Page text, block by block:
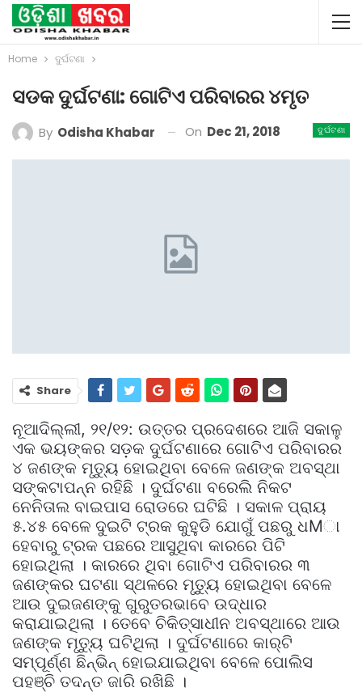
Home ଦୁର୍ଘଟଣା
ସଡକ ଦୁର୍ଘଟଣା: ଗୋଟିଏ ପରିବାରର ୪ମୃତ
ଦୁର୍ଘଟଣା
By Odisha Khabar On Dec 21, 2018
Share
ନୂଆଦିଲ୍ଲୀ, ୨୧/୧୨: ଉତ୍ତର ପ୍ରଦେଶରେ ଆଜି ସକାଳୁ
ଏକ ଭୟଙ୍କର ସଡ଼କ ଦୁର୍ଘଟଣାରେ ଗୋଟିଏ ପରିବାରର
୪ ଜଣଙ୍କ ମୃତୁ୍ୟ ହୋଇଥିବା ବେଳେ ଜଣଙ୍କ ଅବସ୍ଥା
ସଙ୍କଟାପନ୍ନ ରହିଛି । ଦୁର୍ଘଟଣା ବରେଲି ନିକଟ
ନେନିତାଲ ବାଇପାସ ରୋଡରେ ଘଟିଛି । ସକାଳ ପ୍ରାୟ
୫.୪୫ ବେଳେ ଦୁଇଟି ଟ୍ରକ କୁହୁଡି ଯୋଗୁଁ ପଛରୁ ଧMା
ହେବାରୁ ଟ୍ରକ ପଛରେ ଆସୁଥିବା କାରରେ ପିଟି
ହୋଇଥିଲା । କାରରେ ଥିବା ଗୋଟିଏ ପରିବାରର ୩
ଜଣଙ୍କର ଘଟଣା ସ୍ଥଳରେ ମୃତ୍ୟୁ ହୋଇଥିବା ବେଳେ
ଆଉ ଦୁଇଜଣଙ୍କୁ ଗୁରୁତରଭାବେ ଉଦ୍ଧାର
କରାଯାଇଥିଲା । ତେବେ ଚିକିତ୍ସାଧୀନ ଅବସ୍ଥାରେ ଆଉ
ଜଣଙ୍କ ମୃତୁ୍ୟ ଘଟିଥିଲା । ଦୁର୍ଘଟଣାରେ କାର୍‌ଟି
ସମ୍ପୂର୍ଣ୍ଣ ଛିନ୍‌ଭିନ୍‌ ହୋଇଯାଇଥିବା ବେଳେ ପୋଲିସ
ପହଞ୍ଚି ତଦନ୍ତ ଜାରି ରଖିଛି ।